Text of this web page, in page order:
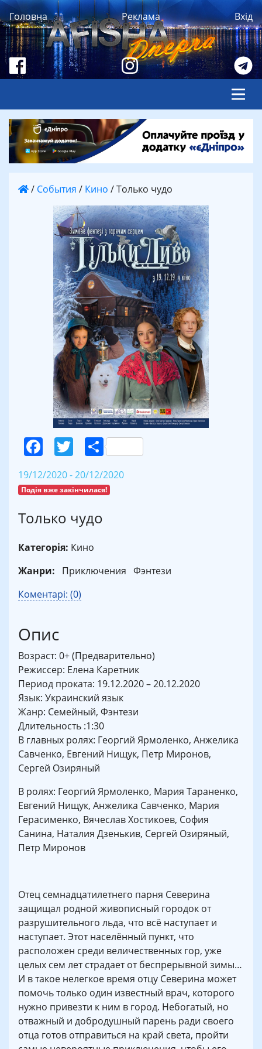
Головна Реклама Вхід
/ События / Кино /Только чудо
Facebook
Twitter
Поділитися
19/12/2020 - 20/12/2020
Подія вже закінчилася!
Только чудо
Категорія: Кино
Жанри:
Приключения Фэнтези
Коментарі: (0)
Опис
Возраст: 0+ (Предварительно)
Режиссер: Елена Каретник
Период проката: 19.12.2020 – 20.12.2020
Язык: Украинский язык
Жанр: Семейный, Фэнтези
Длительность :1:30
В главных ролях: Георгий Ярмоленко, Анжелика
Савченко, Евгений Нищук, Петр Миронов,
Сергей Озиряный
В ролях: Георгий Ярмоленко, Мария Тараненко,
Евгений Нищук, Анжелика Савченко, Мария
Герасименко, Вячеслав Хостикоев, София
Санина, Наталия Дзенькив, Сергей Озиряный,
Петр Миронов
Отец семнадцатилетнего парня Северина
защищал родной живописный городок от
разрушительного льда, что всё наступает и
наступает. Этот населённый пункт, что
расположен среди величественных гор, уже
целых сем лет страдает от беспрерывной зимы…
И в такое нелегкое время отцу Северина может
помочь только один известный врач, которого
нужно привезти к ним в город. Небогатый, но
отважный и добродушный парень ради своего
отца готов отправиться на край света, пройти